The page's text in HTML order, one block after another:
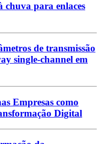
chuva para enlaces
de transmissão
single-channel em
Empresas como
Digital